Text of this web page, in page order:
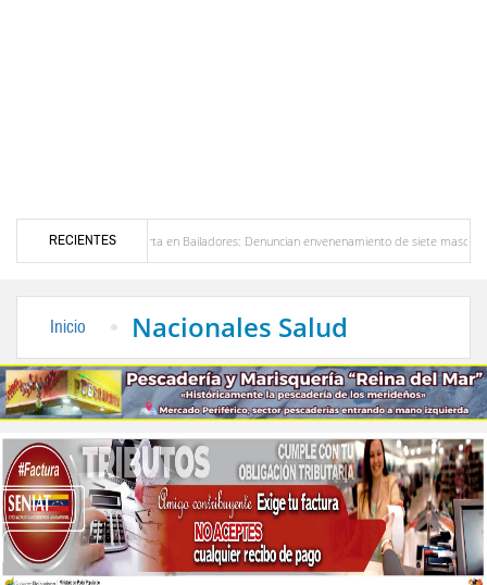
RECIENTES
Alerta en Bailadores: Denuncian envenenamiento de siete mascotas en El Rincón de
Inicio Nacionales Salud